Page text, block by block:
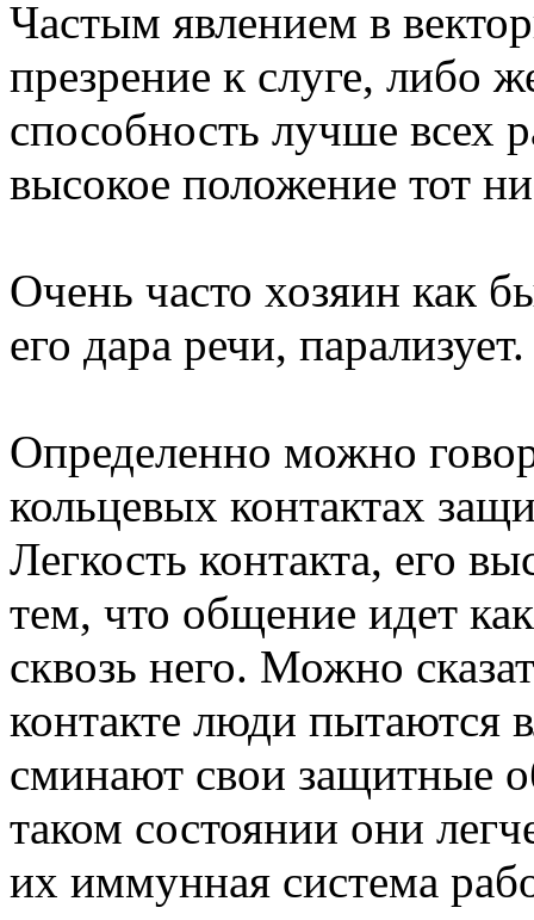
Частым явлением в
презрение к слуге, либо
способность лучше всех
высокое положение тот
Очень часто хозяин как
его дара речи,
Определенно можно
кольцевых контактах
Легкость контакта, его
тем, что общение идет
сквозь него. Можно
контакте люди пытаются
сминают свои защитные
таком состоянии они
их иммунная система